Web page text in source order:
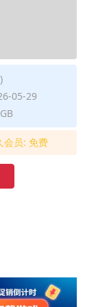
05-29
会员: 免费